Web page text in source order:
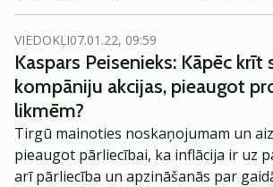
ir notikušas daudz svārstības,
bijis sliktākais janvāris kopš globālās
vērts palūkoties, vai tehnoloģiju
pievilcīgas.
VIEDOKĻI07.01.22, 09:59
Kaspars Peisenieks: Kāpēc krīt
kompāniju akcijas, pieaugot
likmēm?
Tirgū mainoties noskaņojumam un
pieaugot pārliecībai, ka inflācija ir uz
arī pārliecība un apzināšanās par